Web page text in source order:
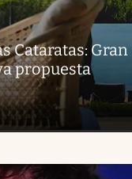
Cataratas: Gran
propuesta